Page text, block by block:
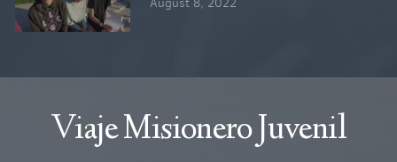
Viaje Misionero Juvenil